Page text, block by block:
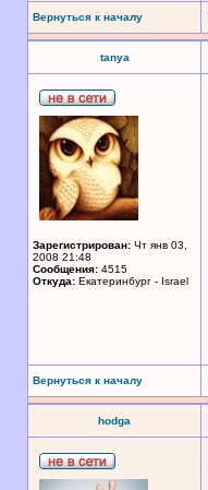
Вернуться к началу
tanya
Зарегистрирован: Чт янв 03,
2008 21:48
Сообщения: 4515
Откуда: Екатеринбург - Israel
Вернуться к началу
hodga